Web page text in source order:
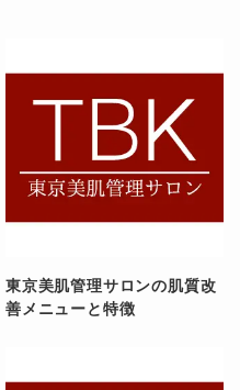
東京美肌管理サロンの肌質改
善メニューと特徴